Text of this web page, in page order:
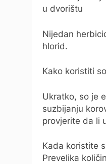
u dvorištu
Nijedan
hlorid.
Kako koristiti
Ukratko, so je
suzbijanju
provjerite da li
Kada koristite
Prevelika